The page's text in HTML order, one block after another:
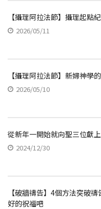
【攝理阿拉法節】攝理起點
2026/05/11
【攝理阿拉法節】新婦神學
2026/05/10
從新年一開始就向聖三位獻
2024/12/30
【破牆禱告】4個方法突破
好的祝福吧